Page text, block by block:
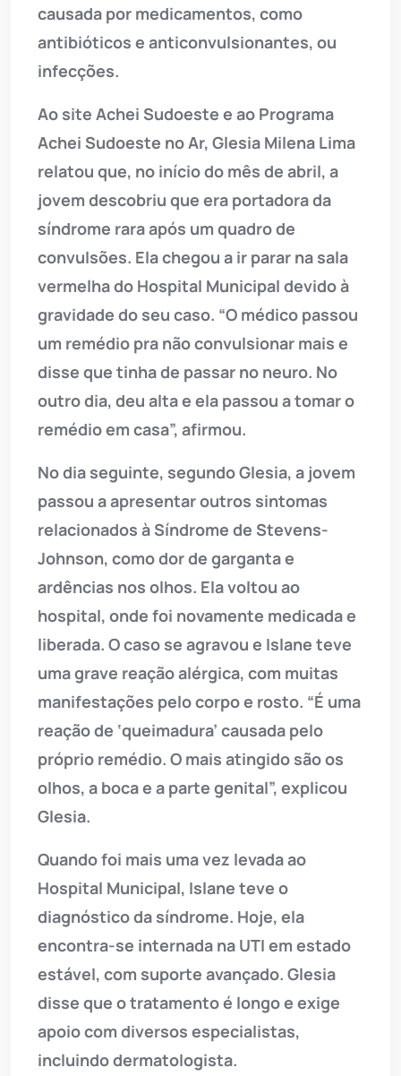
causada por medicamentos, como
antibióticos e anticonvulsionantes, ou
infecções.
Ao site Achei Sudoeste e ao Programa
Achei Sudoeste no Ar, Glesia Milena Lima
relatou que, no início do mês de abril, a
jovem descobriu que era portadora da
síndrome rara após um quadro de
convulsões. Ela chegou a ir parar na sala
vermelha do Hospital Municipal devido à
gravidade do seu caso. “O médico passou
um remédio pra não convulsionar mais e
disse que tinha de passar no neuro. No
outro dia, deu alta e ela passou a tomar o
remédio em casa”, afirmou.
No dia seguinte, segundo Glesia, a jovem
passou a apresentar outros sintomas
relacionados à Síndrome de Stevens-
Johnson, como dor de garganta e
ardências nos olhos. Ela voltou ao
hospital, onde foi novamente medicada e
liberada. O caso se agravou e Islane teve
uma grave reação alérgica, com muitas
manifestações pelo corpo e rosto. “É uma
reação de ‘queimadura’ causada pelo
próprio remédio. O mais atingido são os
olhos, a boca e a parte genital”, explicou
Glesia.
Quando foi mais uma vez levada ao
Hospital Municipal, Islane teve o
diagnóstico da síndrome. Hoje, ela
encontra-se internada na UTI em estado
estável, com suporte avançado. Glesia
disse que o tratamento é longo e exige
apoio com diversos especialistas,
incluindo dermatologista.